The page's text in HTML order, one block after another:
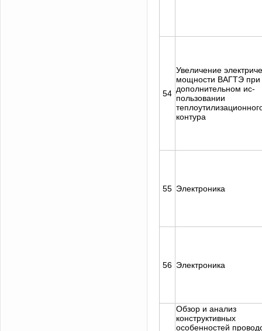
54
Увеличение
мощности ВАГТЭ при
дополнительном ис-
пользовании
контура
55 Электроника
56 Электроника
Обзор и анализ
конструктивных
особенностей
Задать вопрос